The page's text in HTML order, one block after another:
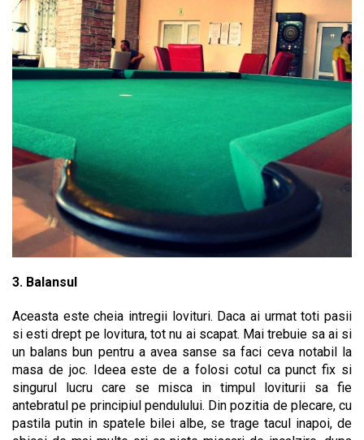
3. Balansul
Aceasta este cheia intregii lovituri. Daca ai urmat toti pasii
si esti drept pe lovitura, tot nu ai scapat. Mai trebuie sa ai si
un balans bun pentru a avea sanse sa faci ceva notabil la
masa de joc. Ideea este de a folosi cotul ca punct fix si
singurul lucru care se misca in timpul loviturii sa fie
antebratul pe principiul pendulului. Din pozitia de plecare, cu
pastila putin in spatele bilei albe, se trage tacul inapoi, de